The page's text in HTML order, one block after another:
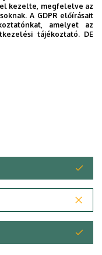
kezelte, megfelelve az
A GDPR előírásait
amelyet az
tájékoztató. DE